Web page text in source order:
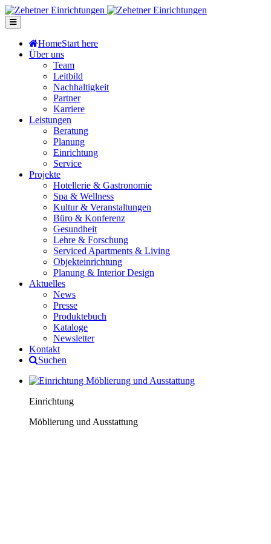
HomeStart here
Über uns
Team
Leitbild
Nachhaltigkeit
Partner
Karriere
Leistungen
Beratung
Planung
Einrichtung
Service
Projekte
Hotellerie & Gastronomie
Spa & Wellness
Kultur & Veranstaltungen
Büro & Konferenz
Gesundheit
Lehre & Forschung
Serviced Apartments & Living
Objekteinrichtung
Planung & Interior Design
Aktuelles
News
Presse
Produktebuch
Kataloge
Newsletter
Kontakt
Suchen
Einrichtung
Möblierung und Ausstattung